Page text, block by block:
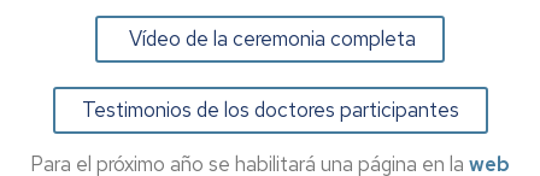
Vídeo de la ceremonia completa
Testimonios de los doctores participantes
Para el próximo año se habilitará una página en la web